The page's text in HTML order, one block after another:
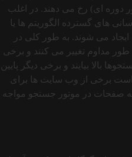
دوره ای) رخ می دهند. در اغلب
های گسترده الگوریتم‌ ها یا
می شوند. به طور کلی در
مداوم تغییر می‌ کنند و برخی
بالا بیایند و برخی دیگر پایین
است برخی از وب سایت ها برای
صفحات در موتور جستجو مواجه